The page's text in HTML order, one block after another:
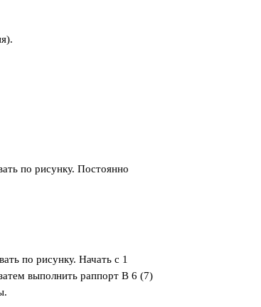
по рисунку. Постоянно
по рисунку. Начать с 1
выполнить раппорт B 6 (7)